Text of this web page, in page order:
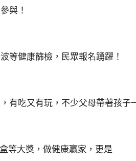
與！
等健康篩檢，民眾報名踴躍！
有吃又有玩，不少父母帶著孩子
等大獎，做健康贏家，更是